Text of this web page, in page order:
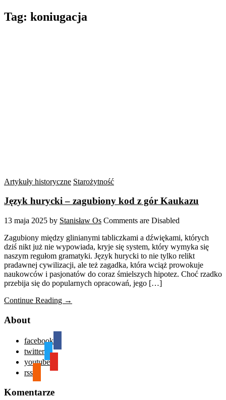
Tag: koniugacja
Artykuły historyczne Starożytność
Język hurycki – zagubiony kod z gór Kaukazu
13 maja 2025 by Stanisław Os Comments are Disabled
Zagubiony między glinianymi tabliczkami a dźwiękami, których
dziś nikt już nie wypowiada, kryje się system, który wymyka się
naszym regułom gramatyki. Język hurycki to nie tylko relikt
pradawnej cywilizacji, ale też zagadka, która wciąż prowokuje
naukowców i pasjonatów do coraz śmielszych hipotez. Choć rzadko
przebija się do popularnych opracowań, jego […]
Continue Reading →
About
facebook
twitter
youtube
rss
Komentarze